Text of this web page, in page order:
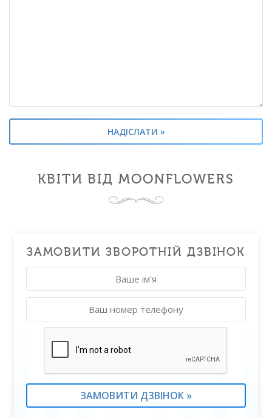
КВІТИ ВІД MOONFLOWERS
ЗАМОВИТИ ЗВОРОТНІЙ ДЗВІНОК